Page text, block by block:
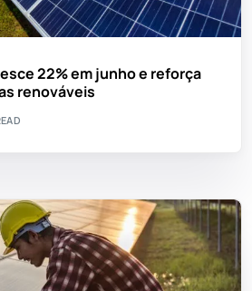
22% em junho e reforça
renováveis